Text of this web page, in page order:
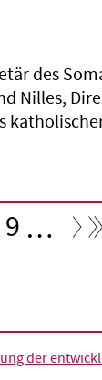
des
Nilles,
Seite
9 …
der